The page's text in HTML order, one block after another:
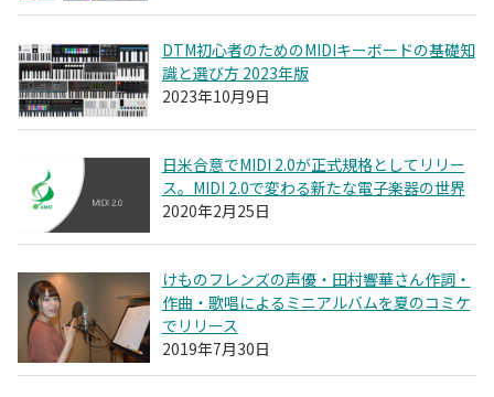
DTM初心者のためのMIDIキーボードの基礎知
識と選び方 2023年版
2023年10月9日
日米合意でMIDI 2.0が正式規格としてリリー
ス。MIDI 2.0で変わる新たな電子楽器の世界
2020年2月25日
けものフレンズの声優・田村響華さん作詞・
作曲・歌唱によるミニアルバムを夏のコミケ
でリリース
2019年7月30日